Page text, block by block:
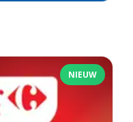
NIEUW